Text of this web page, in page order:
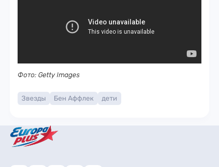
Фото: Getty Images
Звезды Бен Аффлек дети